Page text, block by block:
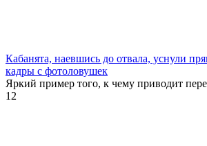
Кабанята, наевшись до отвала, уснули
кадры с фотоловушек
Яркий пример того, к чему приводит
12